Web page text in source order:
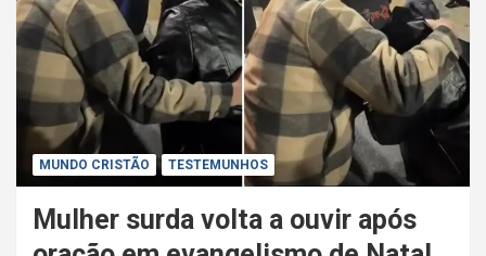
MUNDO CRISTÃO TESTEMUNHOS
Mulher surda volta a ouvir após